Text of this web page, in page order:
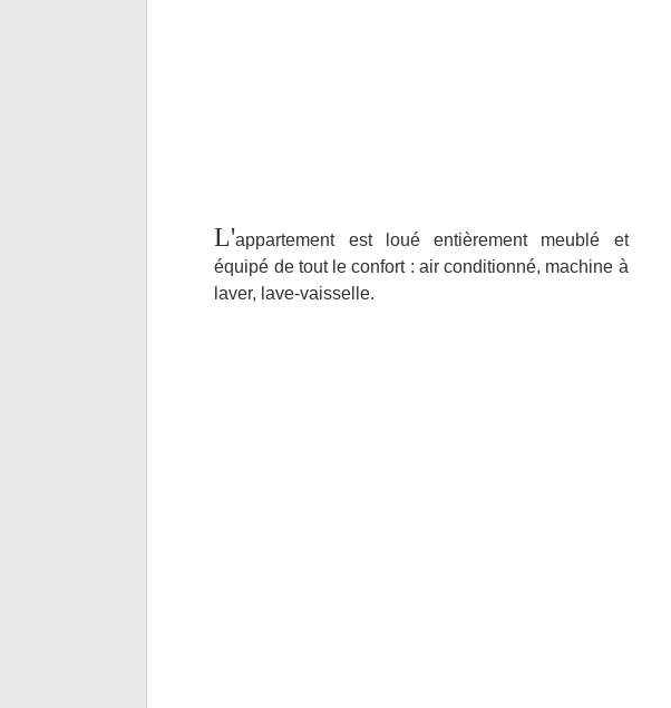
L'appartement est loué entièrement meublé et
équipé de tout le confort : air conditionné, machine à
laver, lave-vaisselle.